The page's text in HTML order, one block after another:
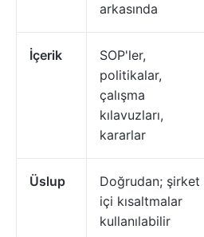
arkasında
İçerik
SOP'ler,
politikalar,
çalışma
kılavuzları,
kararlar
Üslup
Doğrudan; şirket
içi kısaltmalar
kullanılabilir